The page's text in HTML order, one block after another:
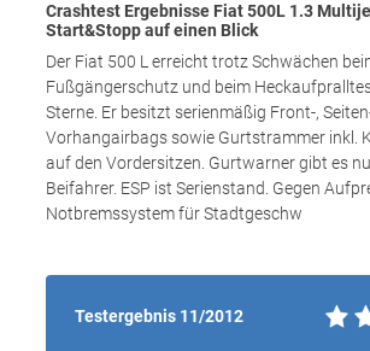
Crashtest Ergebnisse Fiat 500L 1.3
Start&Stopp auf einen Blick
Der Fiat 500 L erreicht trotz Schwächen
Fußgängerschutz und beim
Sterne. Er besitzt serienmäßig Front-,
Vorhangairbags sowie Gurtstrammer inkl.
auf den Vordersitzen. Gurtwarner gibt es
Beifahrer. ESP ist Serienstand. Gegen
Notbremssystem für Stadtgeschw
Testergebnis 11/2012